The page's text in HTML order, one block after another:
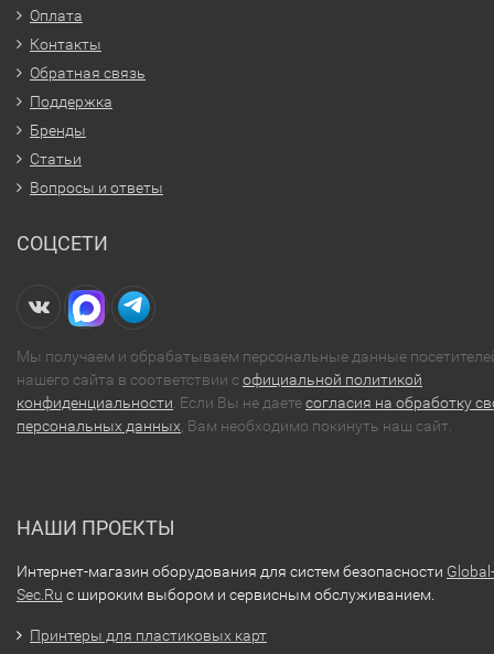
Оплата
Контакты
Обратная связь
Поддержка
Бренды
Статьи
Вопросы и ответы
СОЦСЕТИ
Мы получаем и обрабатываем персональные данные
нашего сайта в соответствии софициальной политикой
конфиденциальности. Если Вы не даетесогласия на обработку
персональных данных, Вам необходимо покинуть наш сайт.
НАШИ ПРОЕКТЫ
Интернет-магазин оборудования для систем безопасности Global-
Sec.Ru с широким выбором и сервисным обслуживанием.
Принтеры для пластиковых карт